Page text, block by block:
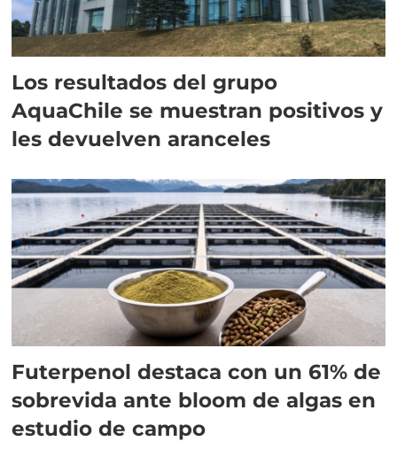
Los resultados del grupo
AquaChile se muestran positivos y
les devuelven aranceles
Futerpenol destaca con un 61% de
sobrevida ante bloom de algas en
estudio de campo